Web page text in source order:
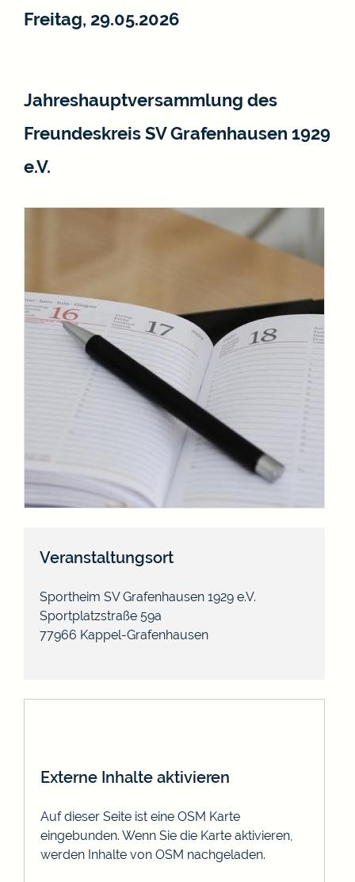
Freitag, 29.05.2026
Jahreshauptversammlung des
Freundeskreis SV Grafenhausen 1929
e.V.
Veranstaltungsort
Sportheim SV Grafenhausen 1929 e.V.
Sportplatzstraße 59a
77966 Kappel-Grafenhausen
Externe Inhalte aktivieren
Auf dieser Seite ist eine OSM Karte
eingebunden. Wenn Sie die Karte aktivieren,
werden Inhalte von OSM nachgeladen.